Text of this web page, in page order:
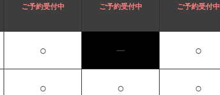
ご予約受付中 ご予約受付中 ご予約受付中
○ ─ ○
○ ○ ○